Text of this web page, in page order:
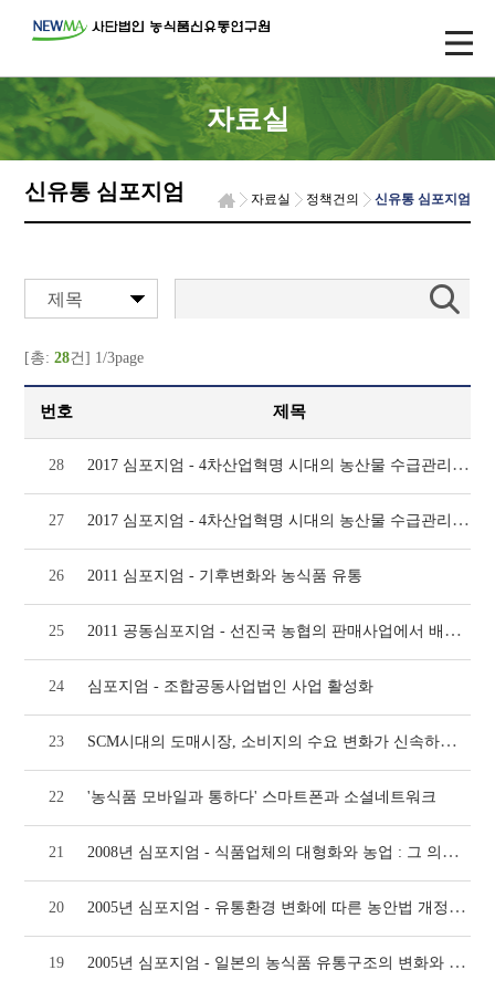
자료실
신유통 심포지엄 자료실 정책건의 신유통 심포지엄
제목
[총:28건] 1/3page
번호 제목
28 2017 심포지엄 - 4차산업혁명 시대의 농산물 수급관리 방안(2)
27 2017 심포지엄 - 4차산업혁명 시대의 농산물 수급관리 방안(1)
26 2011 심포지엄 - 기후변화와 농식품 유통
25 2011 공동심포지엄 - 선진국 농협의 판매사업에서 배운다
24 심포지엄 - 조합공동사업법인 사업 활성화
23 SCM시대의 도매시장, 소비지의 수요 변화가 신속하게 생산지까지 전달되어야
22 '농식품 모바일과 통하다' 스마트폰과 소셜네트워크
21 2008년 심포지엄 - 식품업체의 대형화와 농업 : 그 의미와 대응 전략
20 2005년 심포지엄 - 유통환경 변화에 따른 농안법 개정 방향
19 2005년 심포지엄 - 일본의 농식품 유통구조의 변화와 도매시장법 개정 동향